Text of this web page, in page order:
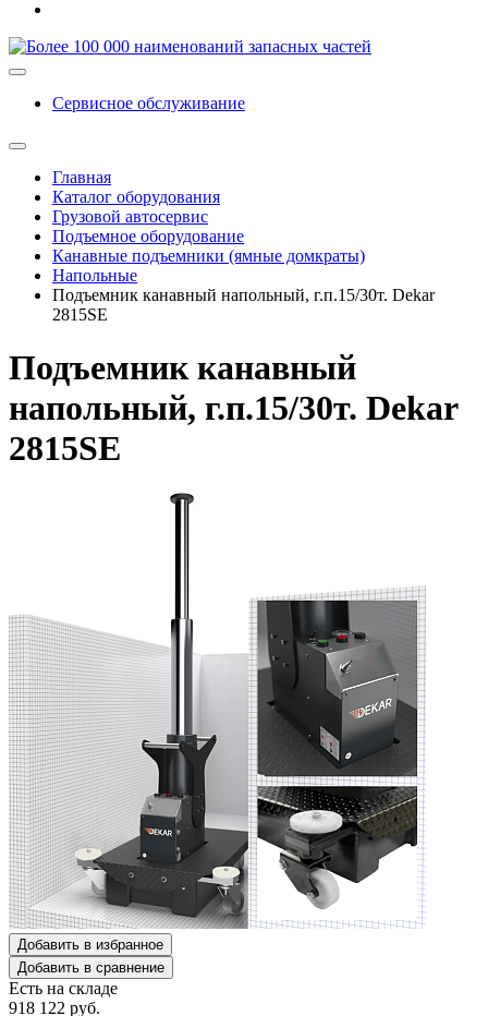
Сервисное обслуживание
Главная
Каталог оборудования
Грузовой автосервис
Подъемное оборудование
Канавные подъемники (ямные домкраты)
Напольные
Подъемник канавный напольный, г.п.15/30т. Dekar
2815SE
Подъемник канавный
напольный, г.п.15/30т. Dekar
2815SE
Добавить в избранное
Добавить в сравнение
Есть на складе
918 122 руб.